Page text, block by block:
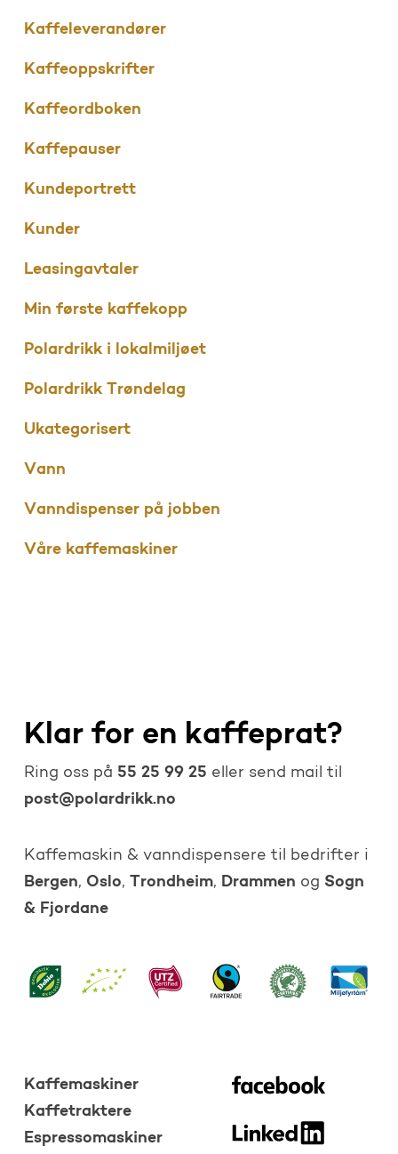
Kaffeleverandører
Kaffeoppskrifter
Kaffeordboken
Kaffepauser
Kundeportrett
Kunder
Leasingavtaler
Min første kaffekopp
Polardrikk i lokalmiljøet
Polardrikk Trøndelag
Ukategorisert
Vann
Vanndispenser på jobben
Våre kaffemaskiner
Klar for en kaffeprat?
Ring oss på 55 25 99 25 eller send mail til
post@polardrikk.no
Kaffemaskin & vanndispensere til bedrifter i
Bergen, Oslo, Trondheim, Drammen og Sogn
& Fjordane
Kaffemaskiner
Kaffetraktere
Espressomaskiner